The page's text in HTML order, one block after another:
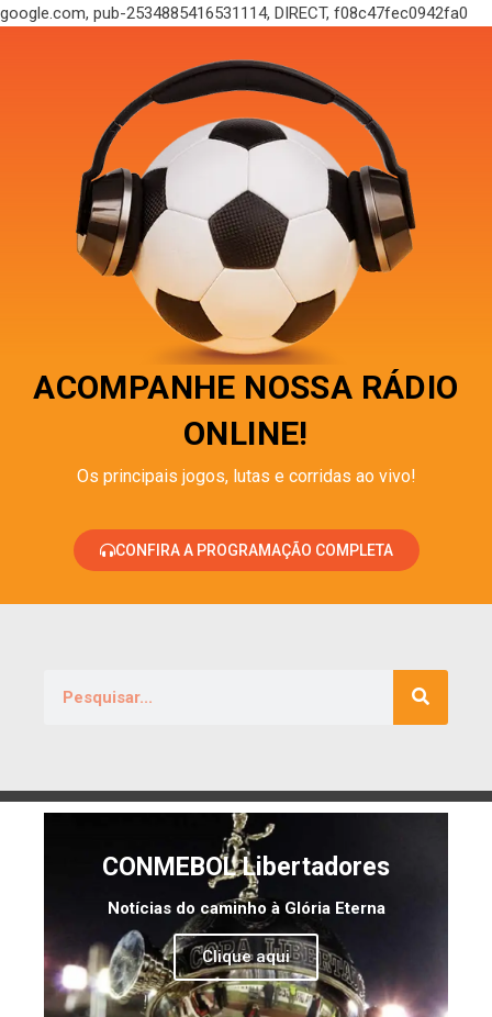
google.com, pub-2534885416531114, DIRECT, f08c47fec0942fa0
ACOMPANHE NOSSA RÁDIO
ONLINE!
Os principais jogos, lutas e corridas ao vivo!
CONFIRA A PROGRAMAÇÃO COMPLETA
CONMEBOL Libertadores
Notícias do caminho à Glória Eterna
Clique aqui